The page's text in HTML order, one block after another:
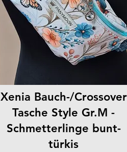
Xenia Bauch-/Crossover
Tasche Style Gr.M -
Schmetterlinge bunt-
türkis